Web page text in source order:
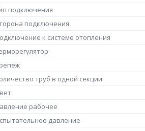
подключения
подключения
к системе отопления
труб в одной секции
рабочее
давление